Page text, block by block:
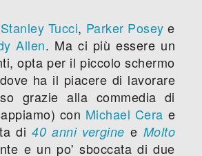
Stanley Tucci, Parker Posey e
Allen. Ma ci più essere un
opta per il piccolo schermo
ha il piacere di lavorare
grazie alla commedia di
con Michael Cera e
di40 anni vergine e Molto
e un po' sboccata di due